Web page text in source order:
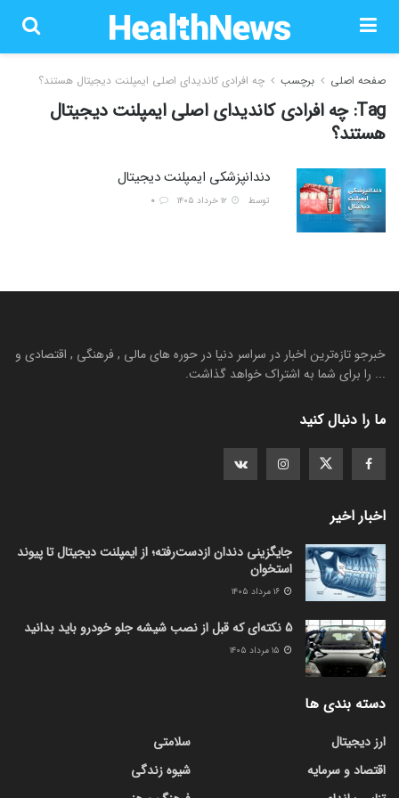
صفحه اصلی برچسب چه افرادی کاندیدای اصلی ایمپلنت دیجیتال هستند؟
Tag: چه افرادی کاندیدای اصلی ایمپلنت دیجیتال
هستند؟
دندانپزشکی ایمپلنت دیجیتال
توسط
خبرجو تازه‌ترین اخبار در سراسر دنیا در حوره های مالی , فرهنگی , اقتصادی و
... را برای شما به اشتراک خواهد گذاشت.
ما را دنبال کنید
اخبار اخیر
جایگزینی دندان ازدست‌رفته؛ از ایمپلنت دیجیتال تا پیوند
استخوان
5 نکته‌ای که قبل از نصب شیشه جلو خودرو باید بدانید
دسته بندی ها
ارز دیجیتال
اقتصاد و سرمایه
سلامتی
شیوه زندگی